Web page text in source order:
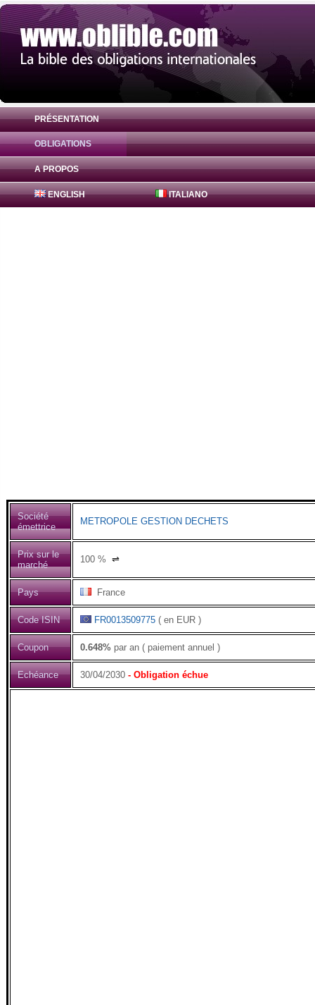
PRÉSENTATION
OBLIGATIONS
A PROPOS
ENGLISH ITALIANO
Obligation METROPOLE GESTION
Société
émettrice
METROPOLE GESTION DECHETS
Prix sur le
marché
100 % ⇌
Pays France
Code ISIN FR0013509775 ( en EUR )
Coupon 0.648% par an ( paiement annuel )
Echéance 30/04/2030 - Obligation échue